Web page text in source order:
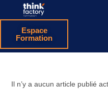
Espace
Formation
Il n’y a aucun article publié